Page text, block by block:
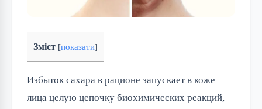
Зміст [показати]
Избыток сахара в рационе запускает в коже
лица целую цепочку биохимических реакций,